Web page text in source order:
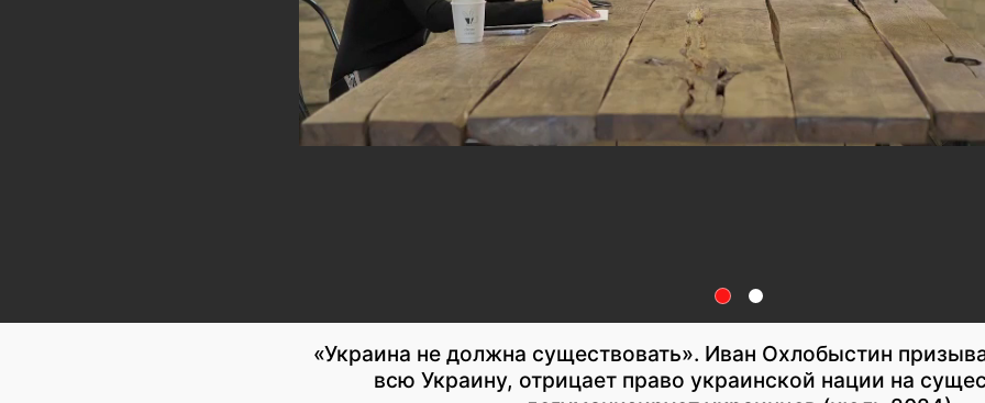
«Украина не должна существовать». Иван Охлобыстин
всю Украину, отрицает право украинской нации на